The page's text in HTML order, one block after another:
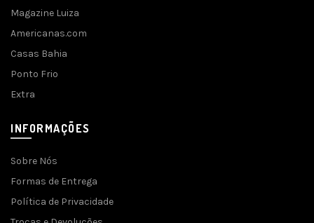
Magazine Luiza
Americanas.com
Casas Bahia
Ponto Frio
Extra
INFORMAÇÕES
Sobre Nós
Formas de Entrega
Política de Privacidade